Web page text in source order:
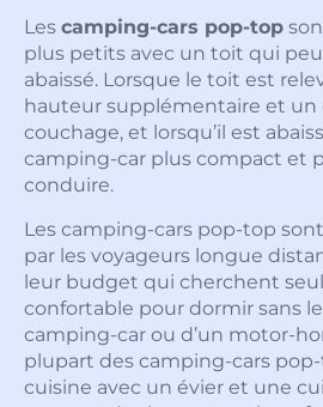
Les camping-cars pop-top
plus petits avec un toit qui
abaissé. Lorsque le toit est
hauteur supplémentaire et un
couchage, et lorsqu’il est
camping-car plus compact et
conduire.
Les camping-cars pop-top
par les voyageurs longue
leur budget qui cherchent
confortable pour dormir sans
camping-car ou d’un motor-
plupart des camping-cars
cuisine avec un évier et une